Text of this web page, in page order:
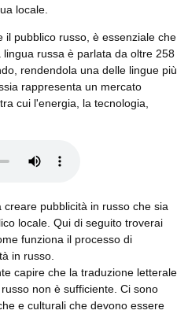
locale.
il pubblico russo, è essenziale che
russa è parlata da oltre 258
rendendola una delle lingue più
rappresenta un mercato
cui l'energia, la tecnologia,
pubblicità in russo che sia
locale. Qui di seguito troverai
funziona il processo di
in russo.
capire che la traduzione letterale
non è sufficiente. Ci sono
e culturali che devono essere